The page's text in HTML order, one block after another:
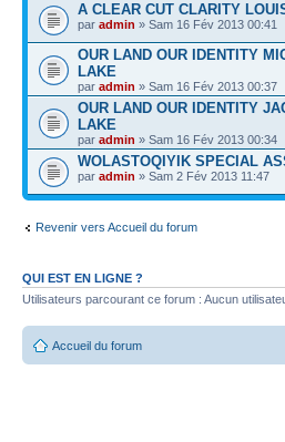
A CLEAR CUT CLARITY
par admin » Sam 16 Fév 2013 00:41
OUR LAND OUR IDENTITY
LAKE
par admin » Sam 16 Fév 2013 00:37
OUR LAND OUR IDENTITY
LAKE
par admin » Sam 16 Fév 2013 00:34
WOLASTOQIYIK SPECIAL
par admin » Sam 2 Fév 2013 11:47
Revenir vers Accueil du forum
QUI EST EN LIGNE ?
Utilisateurs parcourant ce forum : Aucun
Accueil du forum